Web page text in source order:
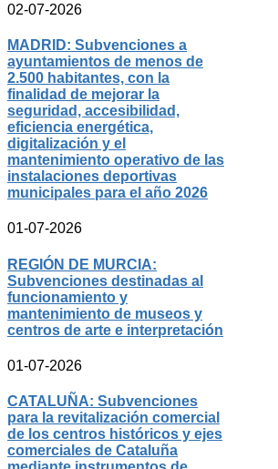
02-07-2026
MADRID: Subvenciones a
ayuntamientos de menos de
2.500 habitantes, con la
finalidad de mejorar la
seguridad, accesibilidad,
eficiencia energética,
digitalización y el
mantenimiento operativo de las
instalaciones deportivas
municipales para el año 2026
01-07-2026
REGIÓN DE MURCIA:
Subvenciones destinadas al
funcionamiento y
mantenimiento de museos y
centros de arte e interpretación
01-07-2026
CATALUÑA: Subvenciones
para la revitalización comercial
de los centros históricos y ejes
comerciales de Cataluña